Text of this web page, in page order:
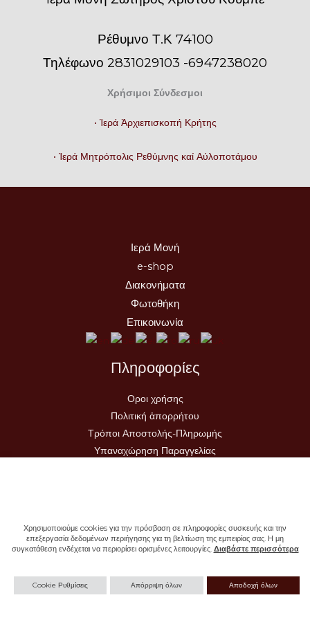
Ρέθυμνο Τ.Κ 74100
Τηλέφωνο 2831029103 -6947238020
Χρήσιμοι Σύνδεσμοι
• Ἱερά Ἀρχιεπισκοπή Κρήτης
• Ἱερά Μητρόπολις Ρεθύμνης καί Αὐλοποτάμου
Ιερά Μονή
e-shop
Διακονήματα
Φωτοθήκη
Επικοινωνία
Πληροφορίες
Οροι χρήσης
Πολιτική ἀπορρήτου
Τρόποι Αποστολής-Πληρωμής
Υπαναχώρηση Παραγγελίας
Χρησιμοποιούμε cookies για την πρόσβαση σε πληροφορίες συσκευής και την
επεξεργασία δεδομένων περιήγησης για τη βελτίωση της εμπειρίας σας. Η μη
συγκατάθεση ενδέχεται να περιορίσει ορισμένες λειτουργίες. Διαβάστε περισσότερα
Cookie Ρυθμίσεις Απόρριψη όλων Αποδοχή όλων